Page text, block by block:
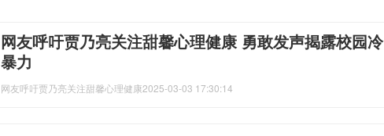
网友呼吁贾乃亮关注甜馨心理健康 勇敢发声揭露校园冷
暴力
网友呼吁贾乃亮关注甜馨心理健康2025-03-03 17:30:14